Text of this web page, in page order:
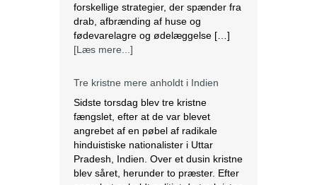
forskellige strategier, der spænder fra
drab, afbrænding af huse og
fødevarelagre og ødelæggelse […]
[Læs mere...]
Tre kristne mere anholdt i Indien
Sidste torsdag blev tre kristne
fængslet, efter at de var blevet
angrebet af en pøbel af radikale
hinduistiske nationalister i Uttar
Pradesh, Indien. Over et dusin kristne
blev såret, herunder to præster. Efter